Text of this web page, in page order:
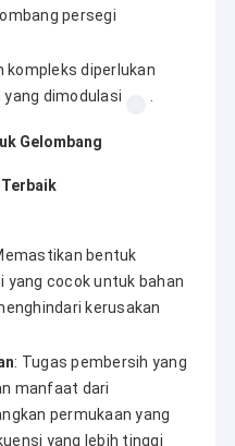
persegi
kompleks diperlukan
dimodulasi
.
Gelombang
bentuk
yang cocok untuk bahan
kerusakan
: Tugas pembersih yang
manfaat dari
permukaan yang
yang lebih tinggi